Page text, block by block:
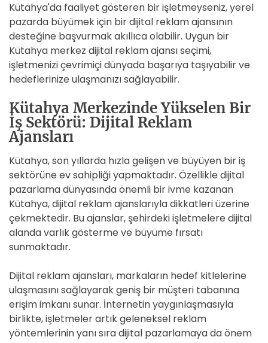
Kütahya'da faaliyet gösteren bir işletmeyseniz, yerel
pazarda büyümek için bir dijital reklam ajansının
desteğine başvurmak akıllıca olabilir. Uygun bir
Kütahya merkez dijital reklam ajansı seçimi,
işletmenizi çevrimiçi dünyada başarıya taşıyabilir ve
hedeflerinize ulaşmanızı sağlayabilir.
Kütahya Merkezinde Yükselen Bir
İş Sektörü: Dijital Reklam
Ajansları
Kütahya, son yıllarda hızla gelişen ve büyüyen bir iş
sektörüne ev sahipliği yapmaktadır. Özellikle dijital
pazarlama dünyasında önemli bir ivme kazanan
Kütahya, dijital reklam ajanslarıyla dikkatleri üzerine
çekmektedir. Bu ajanslar, şehirdeki işletmelere dijital
alanda varlık gösterme ve büyüme fırsatı
sunmaktadır.
Dijital reklam ajansları, markaların hedef kitlelerine
ulaşmasını sağlayarak geniş bir müşteri tabanına
erişim imkanı sunar. İnternetin yaygınlaşmasıyla
birlikte, işletmeler artık geleneksel reklam
yöntemlerinin yanı sıra dijital pazarlamaya da önem